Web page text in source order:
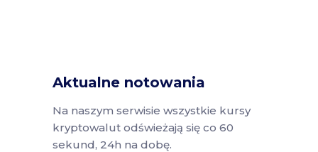
Aktualne notowania
Na naszym serwisie wszystkie kursy
kryptowalut odświeżają się co 60
sekund, 24h na dobę.